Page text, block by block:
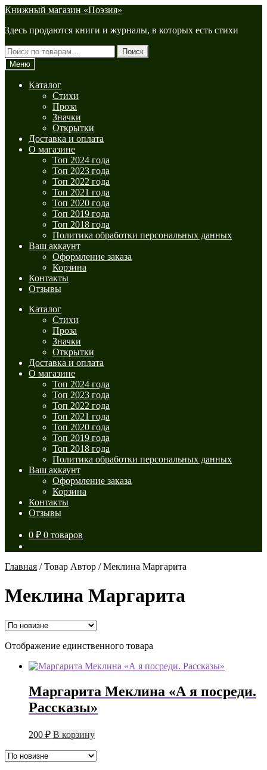
Перейти
навигации
Перейти
содержимому
Книжный магазин «Поэзия»
Здесь продаются книги и журналы, в которых есть стихи
Искать:
Поиск
Меню
Каталог
Стихи
Проза
Значки
Открытки
Доставка и оплата
О магазине
Топ 2024 года
Топ 2023 года
Топ 2022 года
Топ 2021 года
Топ 2020 года
Топ 2019 года
Топ 2018 года
Политика обработки персональных данных
Ваш аккаунт
Оформление заказа
Корзина
Контакты
Отзывы
Каталог
Стихи
Проза
Значки
Открытки
Доставка и оплата
О магазине
Топ 2024 года
Топ 2023 года
Топ 2022 года
Топ 2021 года
Топ 2020 года
Топ 2019 года
Топ 2018 года
Политика обработки персональных данных
Ваш аккаунт
Оформление заказа
Корзина
Контакты
Отзывы
0 ₽ 0 товаров
Главная /Товар Автор /Меклина Маргарита
Меклина Маргарита
Отображение единственного товара
Маргарита Меклина «А я посреди.
Рассказы»
200 ₽ В корзину